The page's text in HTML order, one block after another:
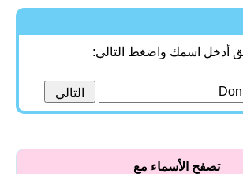
أدخل اسمك واضغط التالي:
تصفح الأسماء مع